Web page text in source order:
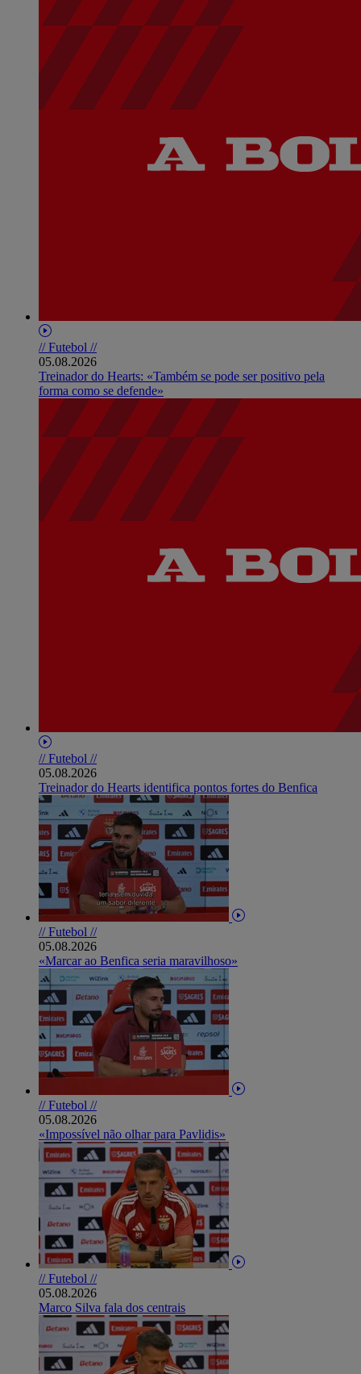
// Futebol //
05.08.2026
Treinador do Hearts: «Também se pode ser positivo pela
forma como se defende»
// Futebol //
05.08.2026
Treinador do Hearts identifica pontos fortes do Benfica
// Futebol //
05.08.2026
«Marcar ao Benfica seria maravilhoso»
// Futebol //
05.08.2026
«Impossível não olhar para Pavlidis»
// Futebol //
05.08.2026
Marco Silva fala dos centrais